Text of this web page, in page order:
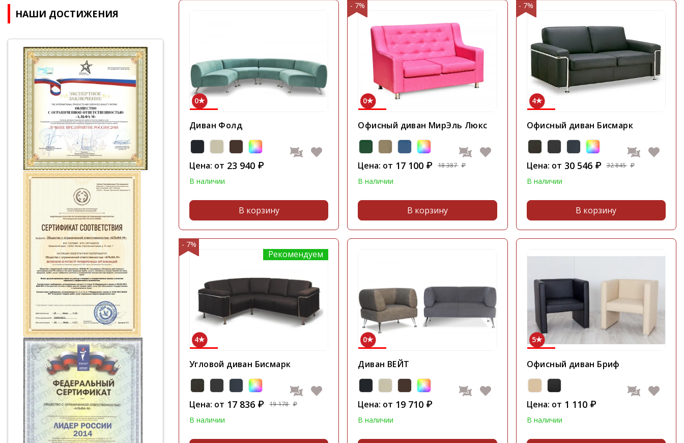
НАШИ ДОСТИЖЕНИЯ
0
Диван Фолд
Цена: от 23 940 ₽
В наличии
В корзину
- 7%
0
Офисный диван МирЭль Люкс
Цена: от 17 100 ₽ 18 387 ₽
В наличии
В корзину
- 7%
4
Офисный диван Бисмарк
Цена: от 30 546 ₽ 32 845 ₽
В наличии
В корзину
- 7%
Рекомендуем
4
Угловой диван Бисмарк
Цена: от 17 836 ₽ 19 178 ₽
В наличии
0
Диван ВЕЙТ
Цена: от 19 710 ₽
В наличии
5
Офисный диван Бриф
Цена: от 1 110 ₽
В наличии